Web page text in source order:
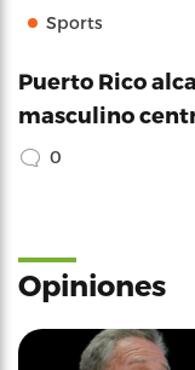
Sports
Puerto Rico
masculino
0
Opiniones